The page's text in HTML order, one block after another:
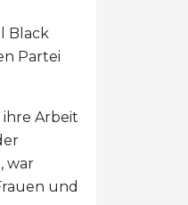
Black
Partei
ihre Arbeit
war
und